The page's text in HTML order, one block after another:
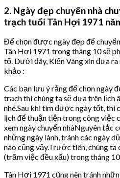
2. Ngày đẹp chuyển nhà
trạch tuổi Tân Hợi 1971
Để chọn được ngày đẹp để
Tân Hợi 1971 trong tháng 10 sẽ
tố. Dưới đây, Kiến Vàng xin đưa
khảo :
Các bạn lưu ý rằng để chọn ngày
trạch thì chúng ta sẽ dựa trên lịch
nhé.Sau khi tìm được ngày tốt, thì
lịch để thuận tiện trong công việc
xem ngày chuyển nhàNguyên tắc
những ngày lành, tránh các ngày
nào cũng vậy.Trước tiên, chúng ta
(trăm việc đều xấu) trong tháng
Tân Hợi 1971 cũng nên tránh